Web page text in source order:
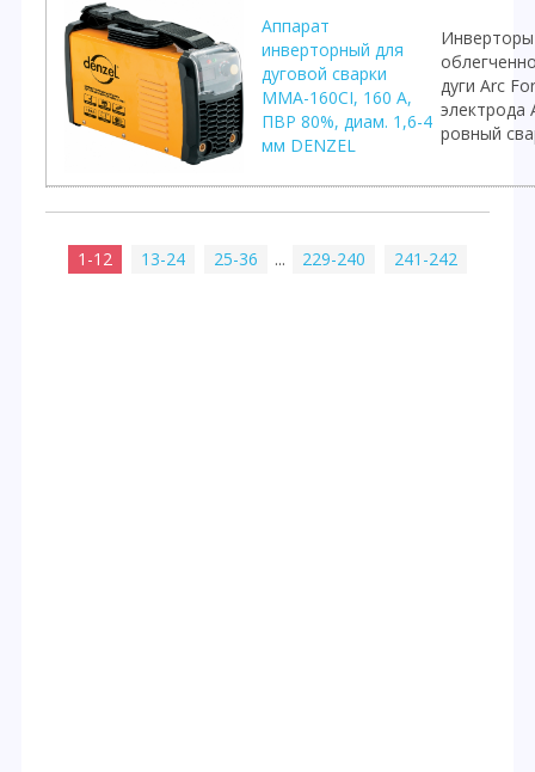
Аппарат
инверторный для
дуговой сварки
ММА-160CI, 160 А,
ПВР 80%, диам. 1,6-4
мм DENZEL
дуги Arc
электрода
ровный
1-12 13-24 25-36 ... 229-240 241-242